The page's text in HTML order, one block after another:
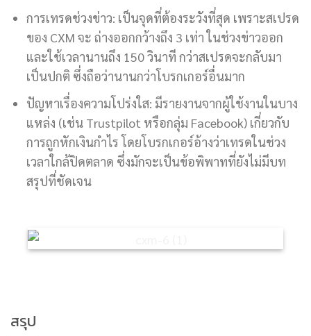
การเทรดช่วงข่าว: เป็นจุดที่ต้องระวังที่สุด เพราะสเปรด
ของ CXM จะ ถ่างออกกว้างถึง 3 เท่า ในช่วงข่าวออก
และใช้เวลานานถึง 150 วินาที กว่าสเปรดจะกลับมา
เป็นปกติ ซึ่งถือว่านานกว่าโบรกเกอร์อื่นมาก
ปัญหาเรื่องความโปร่งใส: มีรายงานจากผู้ใช้งานในบาง
แหล่ง (เช่น Trustpilot หรือกลุ่ม Facebook) เกี่ยวกับ
การถูกหักเงินกำไร โดยโบรกเกอร์อ้างว่าเทรดในช่วง
เวลาใกล้ปิดตลาด ซึ่งมักจะเป็นข้อพิพาทที่ยังไม่มีบท
สรุปที่ชัดเจน
สรุป